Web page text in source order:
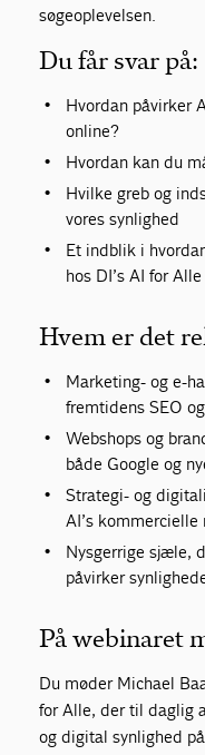
søgeoplevelsen.
Du får svar på:
Hvordan påvirker
online?
Hvordan kan du
Hvilke greb og
vores synlighed
Et indblik i
hos DI’s AI for
Hvem er det
Marketing- og e-
fremtidens SEO
Webshops og
både Google og
Strategi- og
AI’s kommercielle
Nysgerrige sjæle,
påvirker
På webinaret
Du møder Michael
for Alle, der til daglig
og digital synlighed